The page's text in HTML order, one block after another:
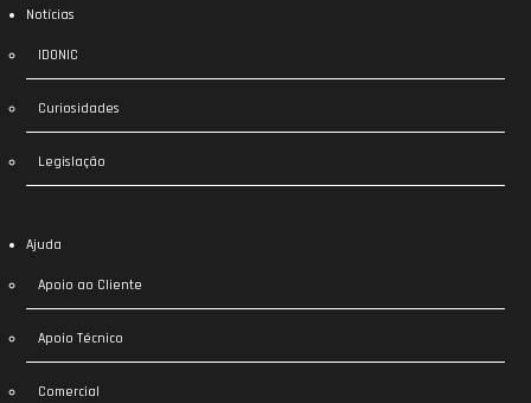
Notícias
IDONIC
Curiosidades
Legislação
Ajuda
Apoio ao Cliente
Apoio Técnico
Comercial